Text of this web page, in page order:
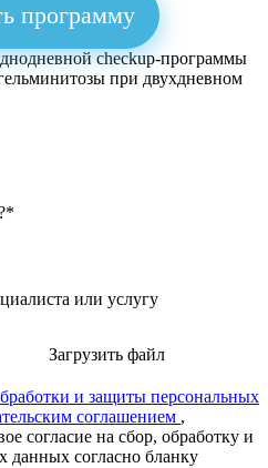
программу
checkup-программы
при двухдневном
или услугу
Загрузить файл
и защиты персональных
соглашением ,
согласие на сбор, обработку и
данных согласно бланку